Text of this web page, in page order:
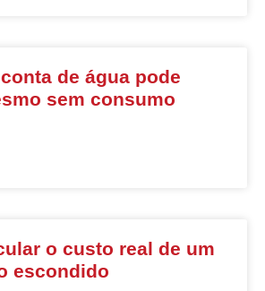
de água pode
sem consumo
o custo real de um
escondido